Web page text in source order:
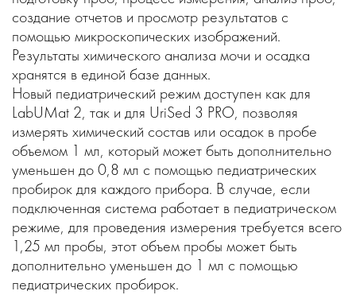
создание отчетов и просмотр результатов с
помощью микроскопических изображений.
Результаты химического анализа мочи и осадка
хранятся в единой базе данных.
Новый педиатрический режим доступен как для
LabUMat 2, так и для UriSed 3 PRO, позволяя
измерять химический состав или осадок в пробе
объемом 1 мл, который может быть дополнительно
уменьшен до 0,8 мл с помощью педиатрических
пробирок для каждого прибора. В случае, если
подключенная система работает в педиатрическом
режиме, для проведения измерения требуется всего
1,25 мл пробы, этот объем пробы может быть
дополнительно уменьшен до 1 мл с помощью
педиатрических пробирок.